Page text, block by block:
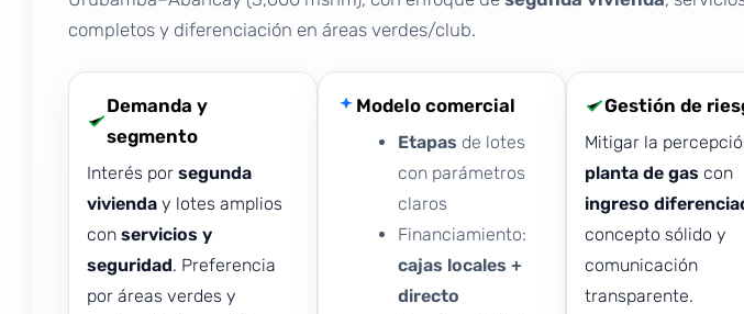
completos y diferenciación en áreas verdes/club.
Demanda y
segmento
Interés por segunda
vivienda y lotes amplios
con servicios y
seguridad. Preferencia
por áreas verdes y
Modelo comercial
Etapas de lotes
con parámetros
claros
Financiamiento:
cajas locales +
directo
Gestión de
Mitigar la
planta de gas con
ingreso
concepto sólido y
comunicación
transparente.